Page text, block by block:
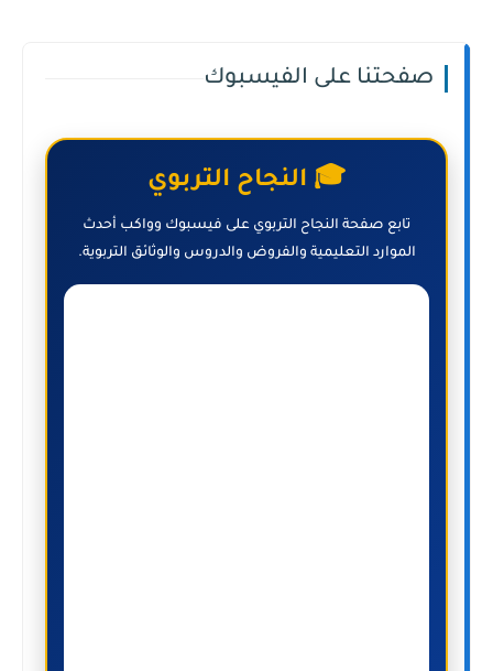
صفحتنا على الفيسبوك
🎓 النجاح التربوي
تابع صفحة النجاح التربوي على فيسبوك وواكب أحدث
الموارد التعليمية والفروض والدروس والوثائق التربوية.